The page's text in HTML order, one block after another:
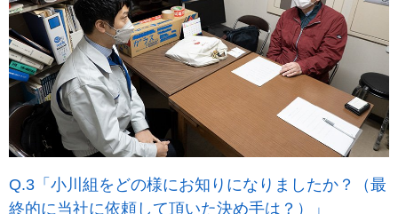
「小川組をどの様にお知りになりましたか？（最
終的に当社に依頼して頂いた決め手は？）」